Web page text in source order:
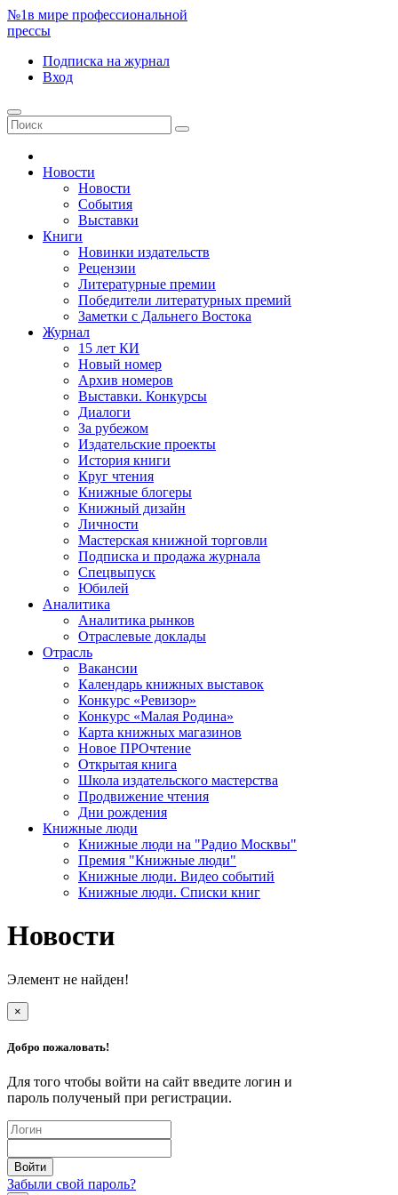
№1в мире профессиональной
прессы
Подписка на журнал
Вход
Новости
Новости
События
Выставки
Книги
Новинки издательств
Рецензии
Литературные премии
Победители литературных премий
Заметки с Дальнего Востока
Журнал
15 лет КИ
Новый номер
Архив номеров
Выставки. Конкурсы
Диалоги
За рубежом
Издательские проекты
История книги
Круг чтения
Книжные блогеры
Книжный дизайн
Личности
Мастерская книжной торговли
Подписка и продажа журнала
Спецвыпуск
Юбилей
Аналитика
Аналитика рынков
Отраслевые доклады
Отрасль
Вакансии
Календарь книжных выставок
Конкурс «Ревизор»
Конкурс «Малая Родина»
Карта книжных магазинов
Новое ПРОчтение
Открытая книга
Школа издательского мастерства
Продвижение чтения
Дни рождения
Книжные люди
Книжные люди на "Радио Москвы"
Премия "Книжные люди"
Книжные люди. Видео событий
Книжные люди. Списки книг
Новости
Элемент не найден!
×
Добро пожаловать!
Для того чтобы войти на сайт введите логин и
пароль полученый при регистрации.
Забыли свой пароль?